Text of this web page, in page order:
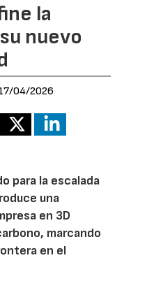
la
nuevo
04/2026
para la escalada
una
en 3D
marcando
en el